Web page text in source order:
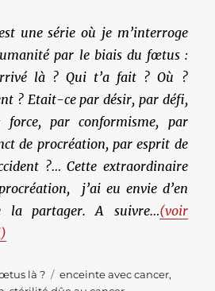
une série où je m’interroge
par le biais du fœtus :
là ? Qui t’a fait ? Où ?
? Etait-ce par désir, par défi,
force, par conformisme, par
de procréation, par esprit de
?… Cette extraordinaire
j’ai eu envie d’en
la partager. A suivre…(voir
là ? Étiquettes
enceinte avec cancer,